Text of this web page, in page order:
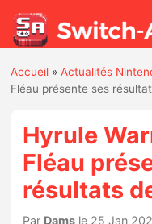
Actualités
Jeux
Accueil »Actualités
Fléau présente ses
Hyrule
Fléau
résultats
Par Dams le 25 Jan